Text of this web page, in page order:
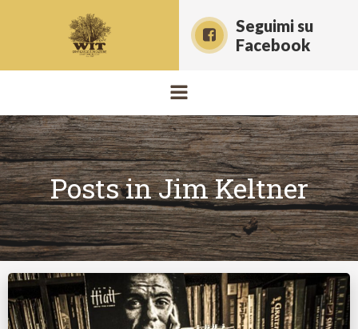
contenuto
Seguimi su
Facebook
Posts in Jim Keltner